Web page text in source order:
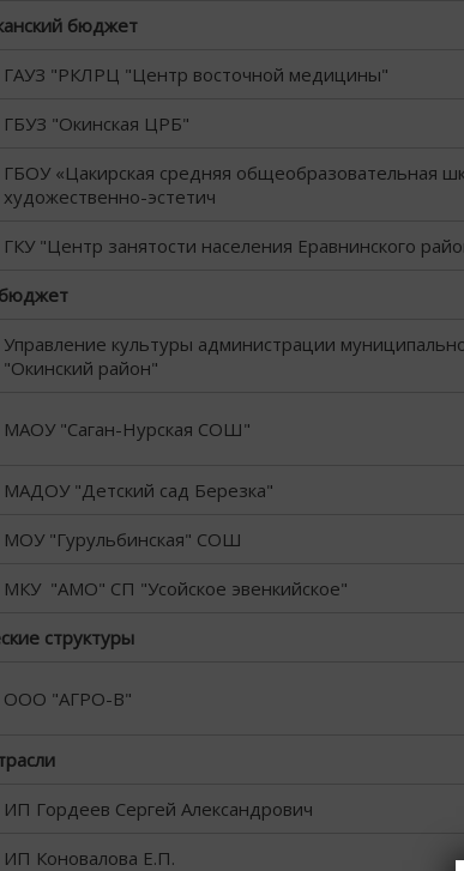
бюджет
ГАУЗ "РКЛРЦ "Центр восточной медицины"
ГБУЗ "Окинская ЦРБ"
ГБОУ «Цакирская средняя общеобразовательная
художественно-эстетич
ГКУ "Центр занятости населения Еравнинского
Управление культуры администрации
"Окинский район"
МАОУ "Саган-Нурская СОШ"
МАДОУ "Детский сад Березка"
МОУ "Гурульбинская" СОШ
МКУ "АМО" СП "Усойское эвенкийское"
структуры
ООО "АГРО-В"
ИП Гордеев Сергей Александрович
ИП Коновалова Е.П.